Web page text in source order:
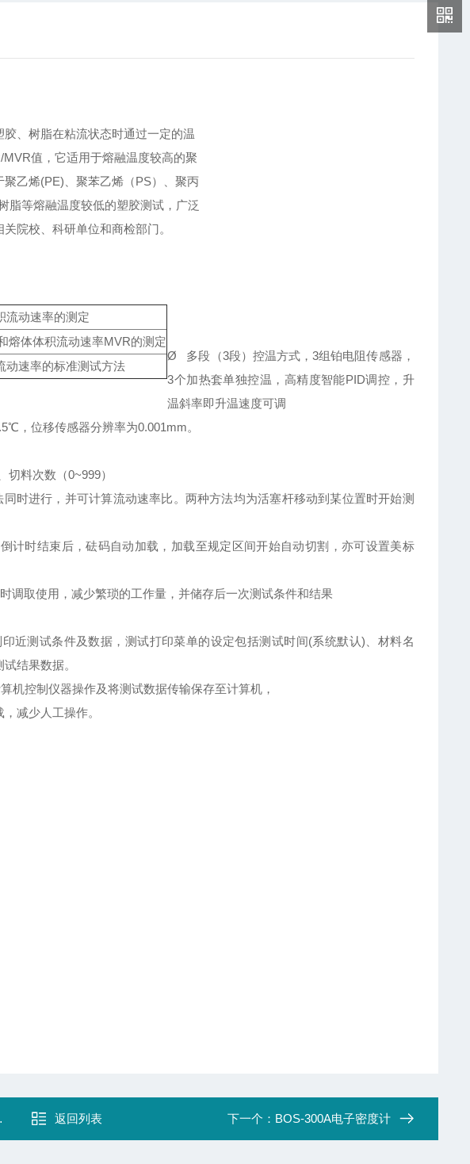
、树脂在粘流状态时通过一定的温
值，它适用于熔融温度较高的聚
乙烯(PE)、聚苯乙烯（PS）、聚丙
脂等熔融温度较低的塑胶测试，广泛
院校、科研单位和商检部门。
流动速率的测定
熔体体积流动速率MVR的测定
动速率的标准测试方法
Ø 多段（3段）控温方式，3组铂电阻传感器，
3个加热套单独控温，高精度智能PID调控，升
温斜率即升温速度可调
，位移传感器分辨率为0.001mm。
料次数（0~999）
时进行，并可计算流动速率比。两种方法均为活塞杆移动到某位置时开始测
时结束后，砝码自动加载，加载至规定区间开始自动切割，亦可设置美标
取使用，减少繁琐的工作量，并储存后一次测试条件和结果
测试条件及数据，测试打印菜单的设定包括测试时间(系统默认)、材料名
结果数据。
控制仪器操作及将测试数据传输保存至计算机，
减少人工操作。
返回列表 下一个： BOS-300A电子密度计